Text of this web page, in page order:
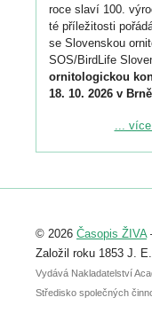
roce slaví 100.
té příležitosti
se Slovenskou
SOS/BirdLife
ornitologickou
18. 10. 2026 v Brně
Podrobnější
Registrovat se
abstraktu
posteru je už 30.
...
© 2026 Časopis ŽIVA
Založil roku 1853 J.
Vydává Nakladatelství
Středisko společných